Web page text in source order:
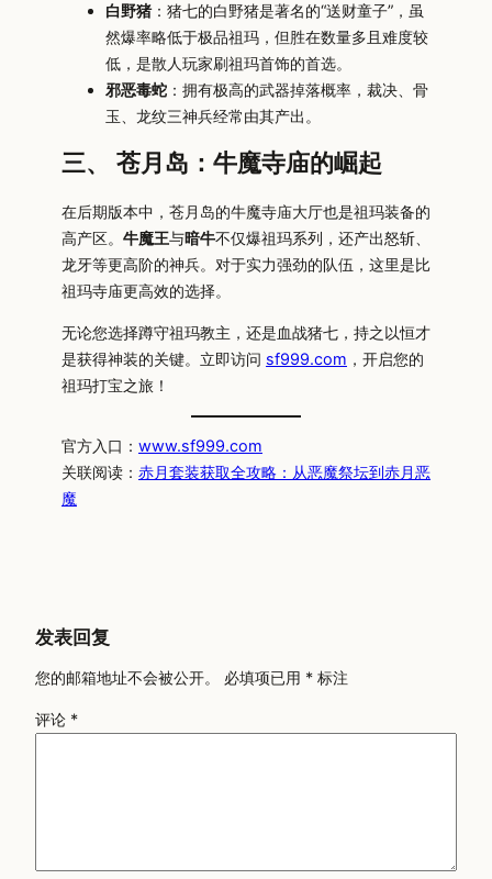
白野猪：猪七的白野猪是著名的“送财童子”，虽
然爆率略低于极品祖玛，但胜在数量多且难度较
低，是散人玩家刷祖玛首饰的首选。
邪恶毒蛇 ：拥有极高的武器掉落概率，裁决、骨
玉、龙纹三神兵经常由其产出。
三、 苍月岛：牛魔寺庙的崛起
在后期版本中，苍月岛的牛魔寺庙大厅也是祖玛装备的
高产区。 牛魔王与暗牛不仅爆祖玛系列，还产出怒斩、
龙牙等更高阶的神兵。对于实力强劲的队伍，这里是比
祖玛寺庙更高效的选择。
无论您选择蹲守祖玛教主，还是血战猪七，持之以恒才
是获得神装的关键。立即访问 sf999.com ，开启您的
祖玛打宝之旅！
官方入口： www.sf999.com
关联阅读： 赤月套装获取全攻略：从恶魔祭坛到赤月恶
魔
发表回复
您的邮箱地址不会被公开。 必填项已用 * 标注
评论 *